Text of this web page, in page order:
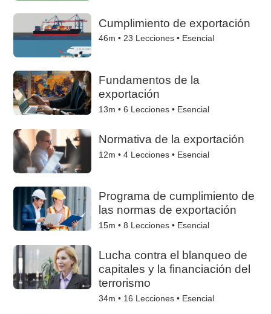
Cumplimiento de exportación
46m •23 Lecciones • Esencial
Fundamentos de la
exportación
13m •6 Lecciones • Esencial
Normativa de la exportación
12m •4 Lecciones • Esencial
Programa de cumplimiento de
las normas de exportación
15m •8 Lecciones • Esencial
Lucha contra el blanqueo de
capitales y la financiación del
terrorismo
34m • 16 Lecciones • Esencial